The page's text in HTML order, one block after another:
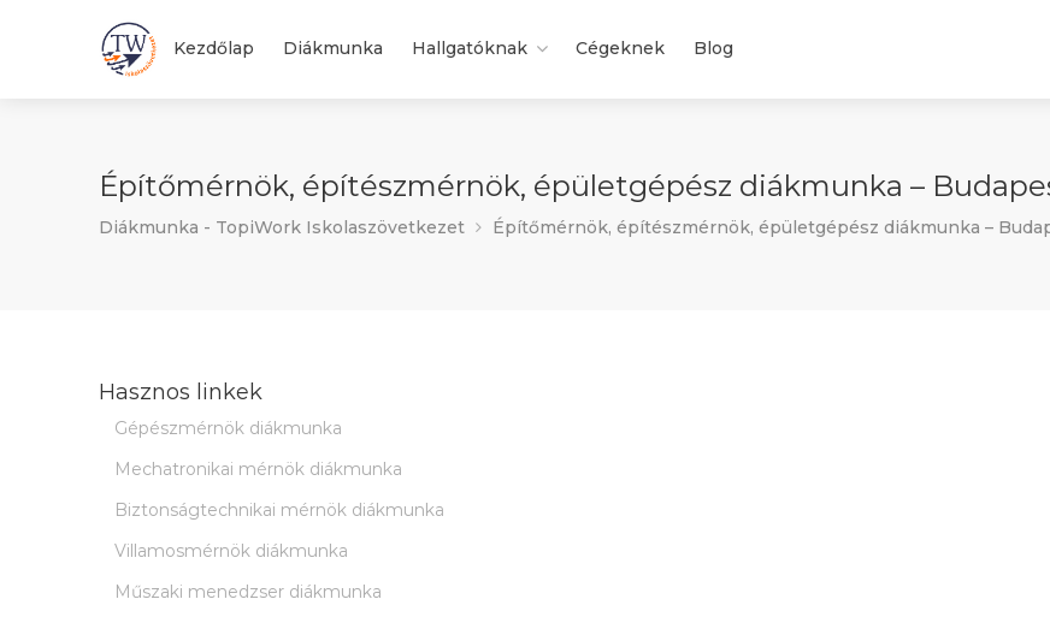
Kezdőlap Diákmunka Hallgatóknak Cégeknek Blog
Építőmérnök, építészmérnök, épületgépész diákmunka –
Diákmunka - TopiWork Iskolaszövetkezet Építőmérnök, építészmérnök, épületgépész diákmunka –
Hasznos linkek
Gépészmérnök diákmunka
Mechatronikai mérnök diákmunka
Biztonságtechnikai mérnök diákmunka
Villamosmérnök diákmunka
Műszaki menedzser diákmunka